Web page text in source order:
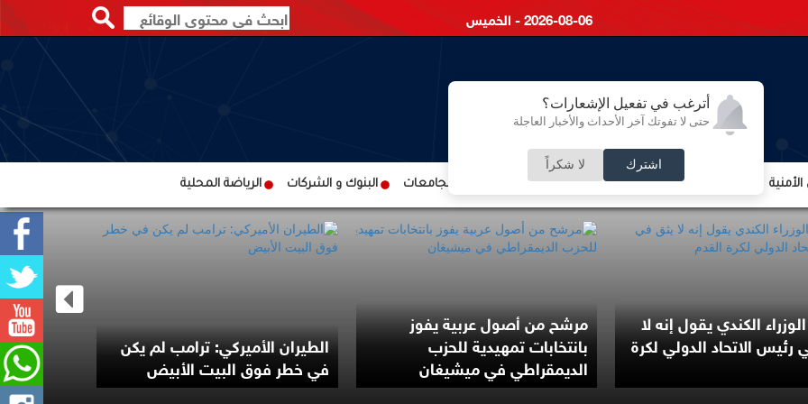
أترغب في تفعيل الإشعارات؟
حتى لا تفوتك آخر الأحداث والأخبار العاجلة
اشترك لا شكراً
2026-08-06 - الخميس
الشؤون الإقتصادية الشؤون البرلمانية التعليم والجامعات البنوك و الشركات الرياضة المحلية
الطيران الأميركي: ترامب لم يكن
في خطر فوق البيت الأبيض
هيئة بريطانية: بلاغ عن حادث بحري
قبالة سواحل اليمن
إعلام عبري: إسرائيل تدرس شن
هجمات إضافية على لبنان